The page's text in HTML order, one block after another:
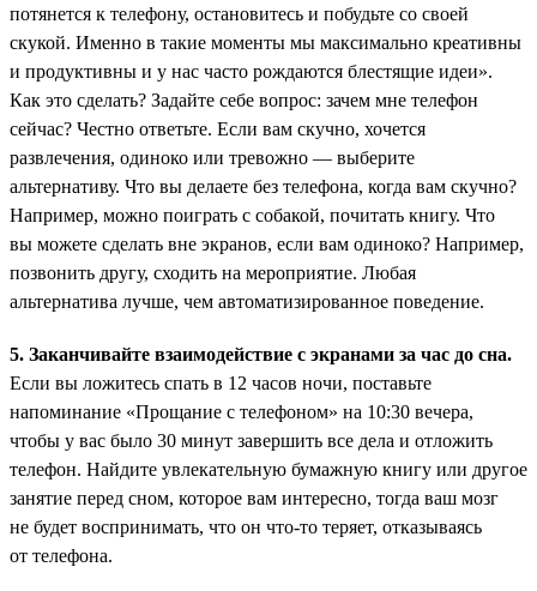
потянется к телефону, остановитесь и побудьте со своей
скукой. Именно в такие моменты мы максимально креативны
и продуктивны и у нас часто рождаются блестящие идеи».
Как это сделать? Задайте себе вопрос: зачем мне телефон
сейчас? Честно ответьте. Если вам скучно, хочется
развлечения, одиноко или тревожно — выберите
альтернативу. Что вы делаете без телефона, когда вам скучно?
Например, можно поиграть с собакой, почитать книгу. Что
вы можете сделать вне экранов, если вам одиноко? Например,
позвонить другу, сходить на мероприятие. Любая
альтернатива лучше, чем автоматизированное поведение.
5. Заканчивайте взаимодействие с экранами за час до сна.
Если вы ложитесь спать в 12 часов ночи, поставьте
напоминание «Прощание с телефоном» на 10:30 вечера,
чтобы у вас было 30 минут завершить все дела и отложить
телефон. Найдите увлекательную бумажную книгу или другое
занятие перед сном, которое вам интересно, тогда ваш мозг
не будет воспринимать, что он что-то теряет, отказываясь
от телефона.